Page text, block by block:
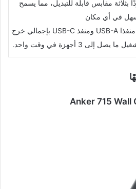
بثلاثة مقابس قابلة للتبديل، مما يسمح
في أي مكان
• يتشارك منفذا USB-A ومنفذ USB-C بإجمالي خرج
Anker 715 Wall